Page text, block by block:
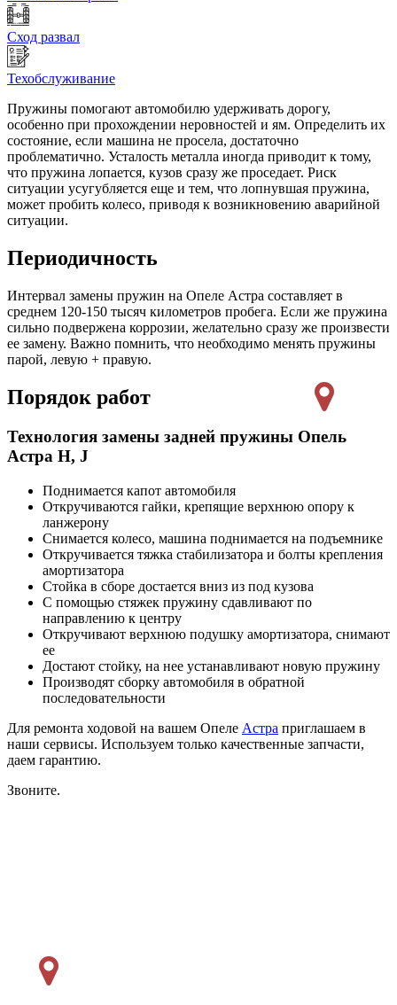
Сход развал
Техобслуживание
Пружины помогают автомобилю удерживать дорогу,
особенно при прохождении неровностей и ям. Определить их
состояние, если машина не просела, достаточно
проблематично. Усталость металла иногда приводит к тому,
что пружина лопается, кузов сразу же проседает. Риск
ситуации усугубляется еще и тем, что лопнувшая пружина,
может пробить колесо, приводя к возникновению аварийной
ситуации.
Периодичность
Интервал замены пружин на Опеле Астра составляет в
среднем 120-150 тысяч километров пробега. Если же пружина
сильно подвержена коррозии, желательно сразу же произвести
ее замену. Важно помнить, что необходимо менять пружины
парой, левую + правую.
Порядок работ
Технология замены задней пружины Опель
Астра H, J
Поднимается капот автомобиля
Откручиваются гайки, крепящие верхнюю опору к
ланжерону
Снимается колесо, машина поднимается на подъемнике
Откручивается тяжка стабилизатора и болты крепления
амортизатора
Стойка в сборе достается вниз из под кузова
С помощью стяжек пружину сдавливают по
направлению к центру
Откручивают верхнюю подушку амортизатора, снимают
ее
Достают стойку, на нее устанавливают новую пружину
Производят сборку автомобиля в обратной
последовательности
Для ремонта ходовой на вашем Опеле Астра приглашаем в
наши сервисы. Используем только качественные запчасти,
даем гарантию.
Звоните.